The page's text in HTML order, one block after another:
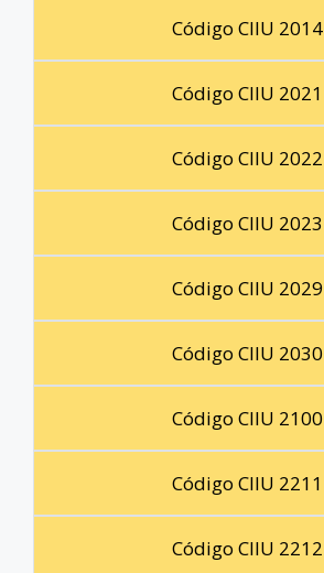
Código CIIU 2014
Código CIIU 2021
Código CIIU 2022
Código CIIU 2023
Código CIIU 2029
Código CIIU 2030
Código CIIU 2100
Código CIIU 2211
Código CIIU 2212